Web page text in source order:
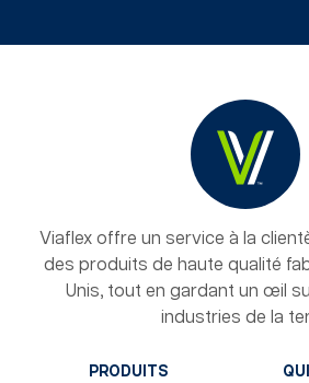
Viaflex offre un service à la
des produits de haute qualité
Unis, tout en gardant un œil
industries de la
PRODUITS